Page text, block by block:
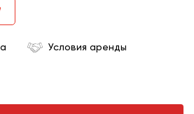
Условия аренды